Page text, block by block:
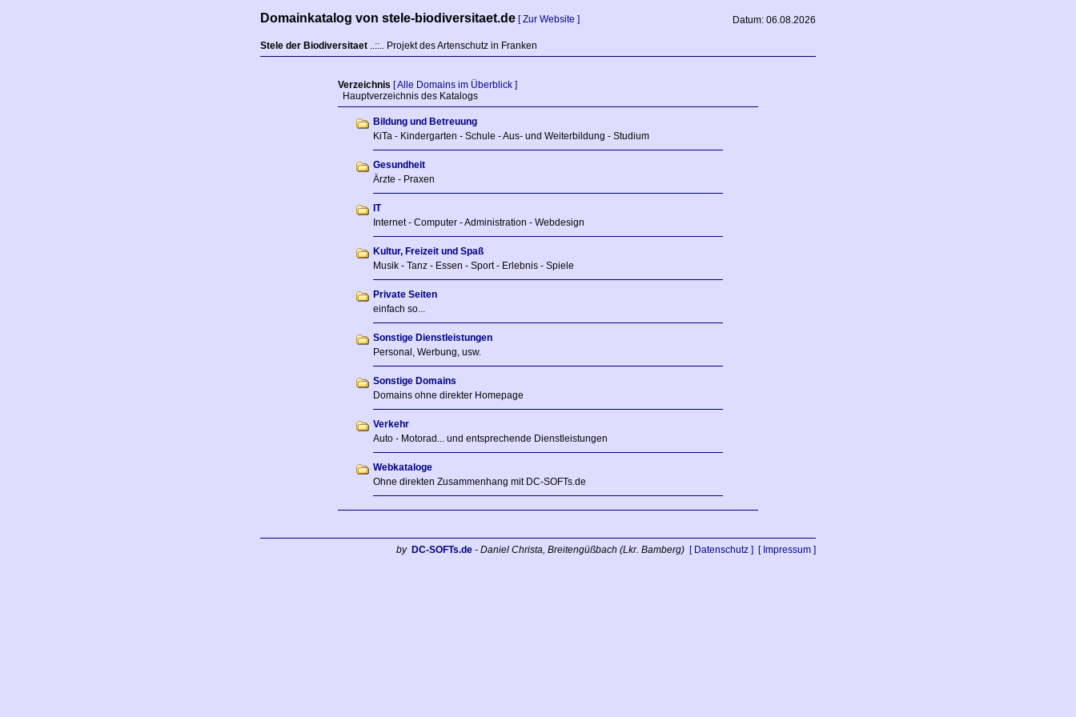
Domainkatalog von stele-biodiversitaet.de [ Zur Website ] Datum: 06.08.2026
Stele der Biodiversitaet ..::.. Projekt des Artenschutz in Franken
Verzeichnis [ Alle Domains im Überblick ]
Hauptverzeichnis des Katalogs
Bildung und Betreuung
KiTa - Kindergarten - Schule - Aus- und Weiterbildung - Studium
Gesundheit
Ärzte - Praxen
IT
Internet - Computer - Administration - Webdesign
Kultur, Freizeit und Spaß
Musik - Tanz - Essen - Sport - Erlebnis - Spiele
Private Seiten
einfach so...
Sonstige Dienstleistungen
Personal, Werbung, usw.
Sonstige Domains
Domains ohne direkter Homepage
Verkehr
Auto - Motorad... und entsprechende Dienstleistungen
Webkataloge
Ohne direkten Zusammenhang mit DC-SOFTs.de
by DC-SOFTs.de - Daniel Christa, Breitengüßbach (Lkr. Bamberg) [ Datenschutz ] [ Impressum ]